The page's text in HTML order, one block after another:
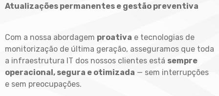
Atualizações permanentes e gestão preventiva
Com a nossa abordagem proativa e tecnologias de
monitorização de última geração, asseguramos que toda
a infraestrutura IT dos nossos clientes está sempre
operacional, segura e otimizada — sem interrupções
e sem preocupações.